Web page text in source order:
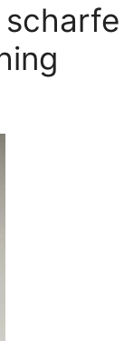
scharfe